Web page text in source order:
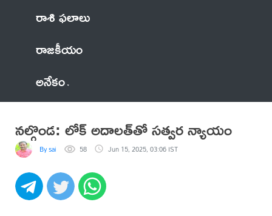
రాశి ఫలాలు
రాజకీయం
అనేకం
నల్గొండ: లోక్‌ అదాలత్‌తో సత్వర న్యాయం
By sai 58 Jun 15, 2025, 03:06 IST